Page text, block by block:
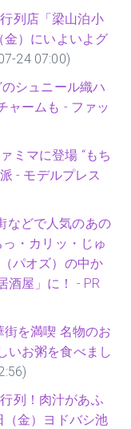
列店「梁山泊小
）にいよいよグ
24 07:00)
シュニール織ハ
ャームも - ファッ
ミマに登場 “もち
- モデルプレス
などで人気のあの
・カリッ・じゅ
パオズ）の中か
酒屋」に！ - PR
街を満喫 名物のお
いお粥を食べまし
列！肉汁があふ
金）ヨドバシ池